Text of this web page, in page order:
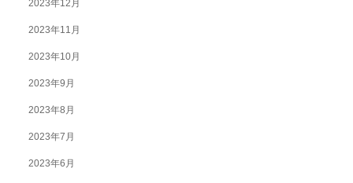
2023年12月
2023年11月
2023年10月
2023年9月
2023年8月
2023年7月
2023年6月